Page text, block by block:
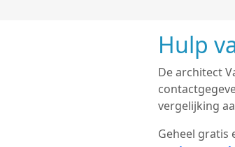
Hulp
De architect
vergelijking
Geheel